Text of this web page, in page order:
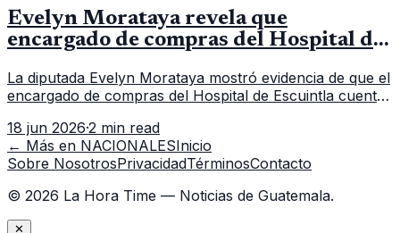
Evelyn Morataya revela que
encargado de compras del Hospital de
La diputada Evelyn Morataya mostró evidencia de que el
encargado de compras del Hospital de Escuintla cuenta
capacitación en la capital.
18 jun 2026·2 min read
← Más en NACIONALESInicio
Sobre NosotrosPrivacidadTérminosContacto
© 2026 La Hora Time — Noticias de Guatemala.